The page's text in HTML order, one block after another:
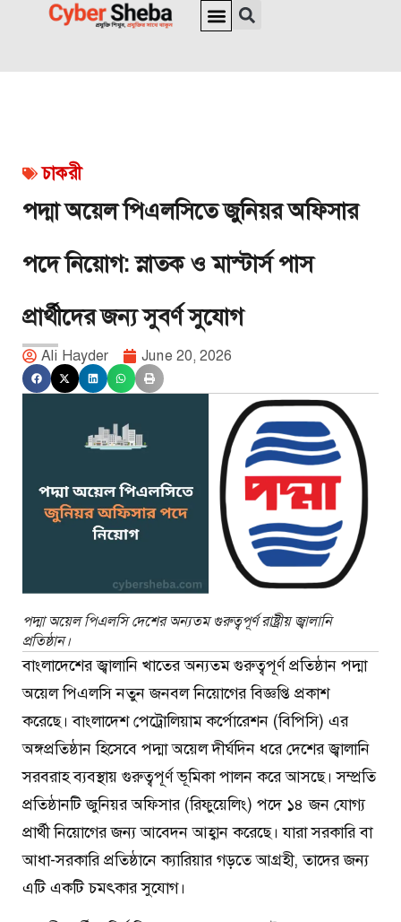
চাকরী
পদ্মা অয়েল পিএলসিতে জুনিয়র অফিসার
পদে নিয়োগ: স্নাতক ও মাস্টার্স পাস
প্রার্থীদের জন্য সুবর্ণ সুযোগ
Ali Hayder June 20, 2026
পদ্মা অয়েল পিএলসি দেশের অন্যতম গুরুত্বপূর্ণ রাষ্ট্রীয় জ্বালানি
প্রতিষ্ঠান।
বাংলাদেশের জ্বালানি খাতের অন্যতম গুরুত্বপূর্ণ প্রতিষ্ঠান পদ্মা
অয়েল পিএলসি নতুন জনবল নিয়োগের বিজ্ঞপ্তি প্রকাশ
করেছে। বাংলাদেশ পেট্রোলিয়াম কর্পোরেশন (বিপিসি) এর
অঙ্গপ্রতিষ্ঠান হিসেবে পদ্মা অয়েল দীর্ঘদিন ধরে দেশের জ্বালানি
সরবরাহ ব্যবস্থায় গুরুত্বপূর্ণ ভূমিকা পালন করে আসছে। সম্প্রতি
প্রতিষ্ঠানটি জুনিয়র অফিসার (রিফুয়েলিং) পদে ১৪ জন যোগ্য
প্রার্থী নিয়োগের জন্য আবেদন আহ্বান করেছে। যারা সরকারি বা
আধা-সরকারি প্রতিষ্ঠানে ক্যারিয়ার গড়তে আগ্রহী, তাদের জন্য
এটি একটি চমৎকার সুযোগ।